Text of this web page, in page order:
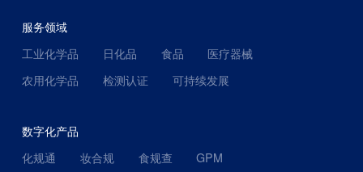
服务领域
工业化学品
日化品 食品
医疗器械
农用化学品
检测认证 可持续发展
数字化产品
化规通
妆合规 食规查 GPM